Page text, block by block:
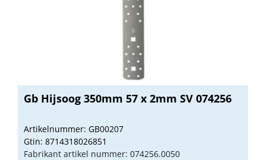
Gb Hijsoog 350mm 57 x 2mm SV 074256
Artikelnummer: GB00207
Gtin: 8714318026851
Fabrikant artikel nummer: 074256.0050